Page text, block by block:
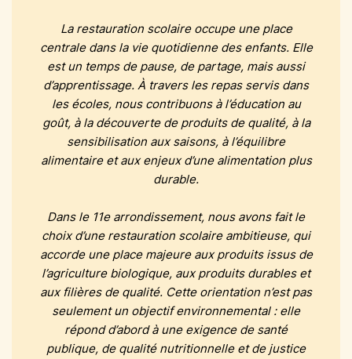
La restauration scolaire occupe une place
centrale dans la vie quotidienne des enfants. Elle
est un temps de pause, de partage, mais aussi
d’apprentissage. À travers les repas servis dans
les écoles, nous contribuons à l’éducation au
goût, à la découverte de produits de qualité, à la
sensibilisation aux saisons, à l’équilibre
alimentaire et aux enjeux d’une alimentation plus
durable.
Dans le 11e arrondissement, nous avons fait le
choix d’une restauration scolaire ambitieuse, qui
accorde une place majeure aux produits issus de
l’agriculture biologique, aux produits durables et
aux filières de qualité. Cette orientation n’est pas
seulement un objectif environnemental : elle
répond d’abord à une exigence de santé
publique, de qualité nutritionnelle et de justice